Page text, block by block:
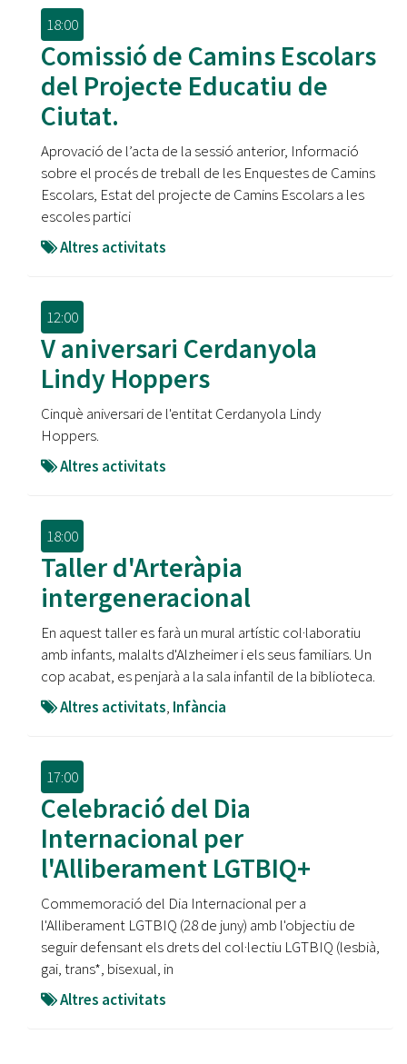
18:00
Comissió de Camins Escolars
del Projecte Educatiu de
Ciutat.
Aprovació de l’acta de la sessió anterior, Informació
sobre el procés de treball de les Enquestes de Camins
Escolars, Estat del projecte de Camins Escolars a les
escoles partici
Altres activitats
12:00
V aniversari Cerdanyola
Lindy Hoppers
Cinquè aniversari de l'entitat Cerdanyola Lindy
Hoppers.
Altres activitats
18:00
Taller d'Arteràpia
intergeneracional
En aquest taller es farà un mural artístic col·laboratiu
amb infants, malalts d'Alzheimer i els seus familiars. Un
cop acabat, es penjarà a la sala infantil de la biblioteca.
Altres activitats, Infància
17:00
Celebració del Dia
Internacional per
l'Alliberament LGTBIQ+
Commemoració del Dia Internacional per a
l'Alliberament LGTBIQ (28 de juny) amb l'objectiu de
seguir defensant els drets del col·lectiu LGTBIQ (lesbià,
gai, trans*, bisexual, in
Altres activitats